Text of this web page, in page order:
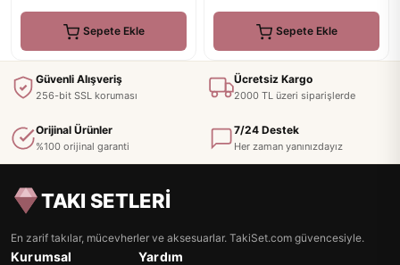
Sepete Ekle Sepete Ekle
Güvenli Alışveriş
256-bit SSL koruması
Ücretsiz Kargo
2000 TL üzeri siparişlerde
Orijinal Ürünler
%100 orijinal garanti
7/24 Destek
Her zaman yanınızdayız
TAKI SETLERİ
En zarif takılar, mücevherler ve aksesuarlar. TakiSet.com güvencesiyle.
Kurumsal Yardım